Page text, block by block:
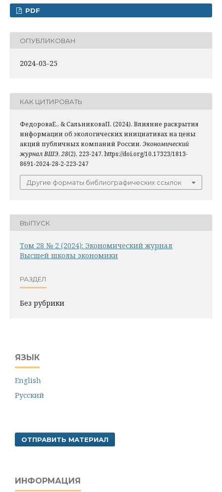
PDF
ОПУБЛИКОВАН
2024-03-25
КАК ЦИТИРОВАТЬ
ФедороваЕ., & СальниковаП. (2024). Влияние раскрытия
информации об экологических инициативах на цены
акций публичных компаний России. Экономический
журнал ВШЭ, 28(2), 223-247. https://doi.org/10.17323/1813-
8691-2024-28-2-223-247
Другие форматы библиографических ссылок
ВЫПУСК
Том 28 № 2 (2024): Экономический журнал
Высшей школы экономики
РАЗДЕЛ
Без рубрики
ЯЗЫК
English
Русский
ОТПРАВИТЬ МАТЕРИАЛ
ИНФОРМАЦИЯ